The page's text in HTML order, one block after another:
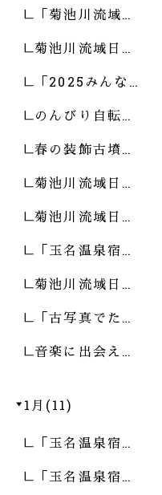
「菊池川流域…
菊池川流域日…
「2025みんな…
のんびり自転…
春の装飾古墳…
菊池川流域日…
菊池川流域日…
「玉名温泉宿…
菊池川流域日…
「古写真でた…
音楽に出会え…
1月(11)
「玉名温泉宿…
「玉名温泉宿…